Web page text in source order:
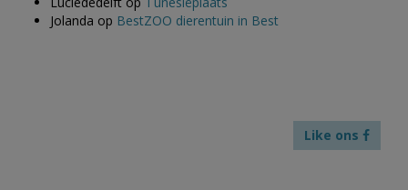
Jolanda op BestZOO dierentuin in Best
Like ons